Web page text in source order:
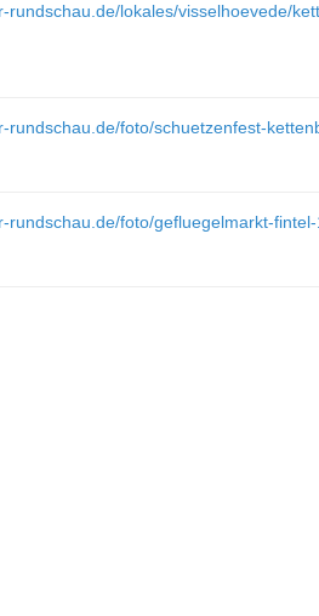
rundschau.de/lokales/visselhoevede/
rundschau.de/foto/schuetzenfest-
rundschau.de/foto/gefluegelmarkt-